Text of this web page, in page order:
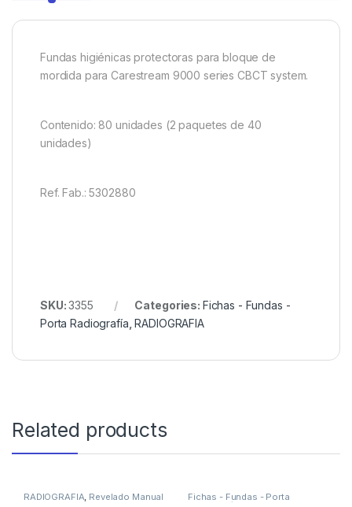
Fundas higiénicas protectoras para bloque de
mordida para Carestream 9000 series CBCT system.
Contenido: 80 unidades (2 paquetes de 40
unidades)
Ref. Fab.: 5302880
SKU:3355 Categories: Fichas - Fundas -
Porta Radiografía ,RADIOGRAFIA
Related products
RADIOGRAFIA Revelado Manual Fichas - Fundas - Porta